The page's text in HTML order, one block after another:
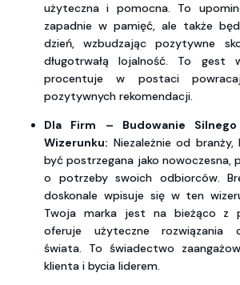
użyteczna i pomocna. To
zapadnie w pamięć, ale także
dzień, wzbudzając pozytywne
długotrwałą lojalność. To gest
procentuje w postaci
pozytywnych rekomendacji.
Dla Firm – Budowanie
Wizerunku: Niezależnie od
być postrzegana jako nowoczesna,
o potrzeby swoich odbiorców.
doskonale wpisuje się w ten
Twoja marka jest na bieżąco z
oferuje użyteczne rozwiązania
świata. To świadectwo
klienta i bycia liderem.